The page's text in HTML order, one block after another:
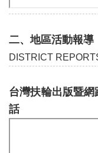
二、地區活動報導
DISTRICT
台灣扶輪出版暨
話